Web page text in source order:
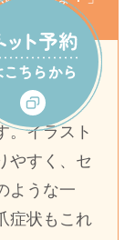
た
繰り返さ
防法ま
。イラスト
やすく、セ
ような一
症状もこれ